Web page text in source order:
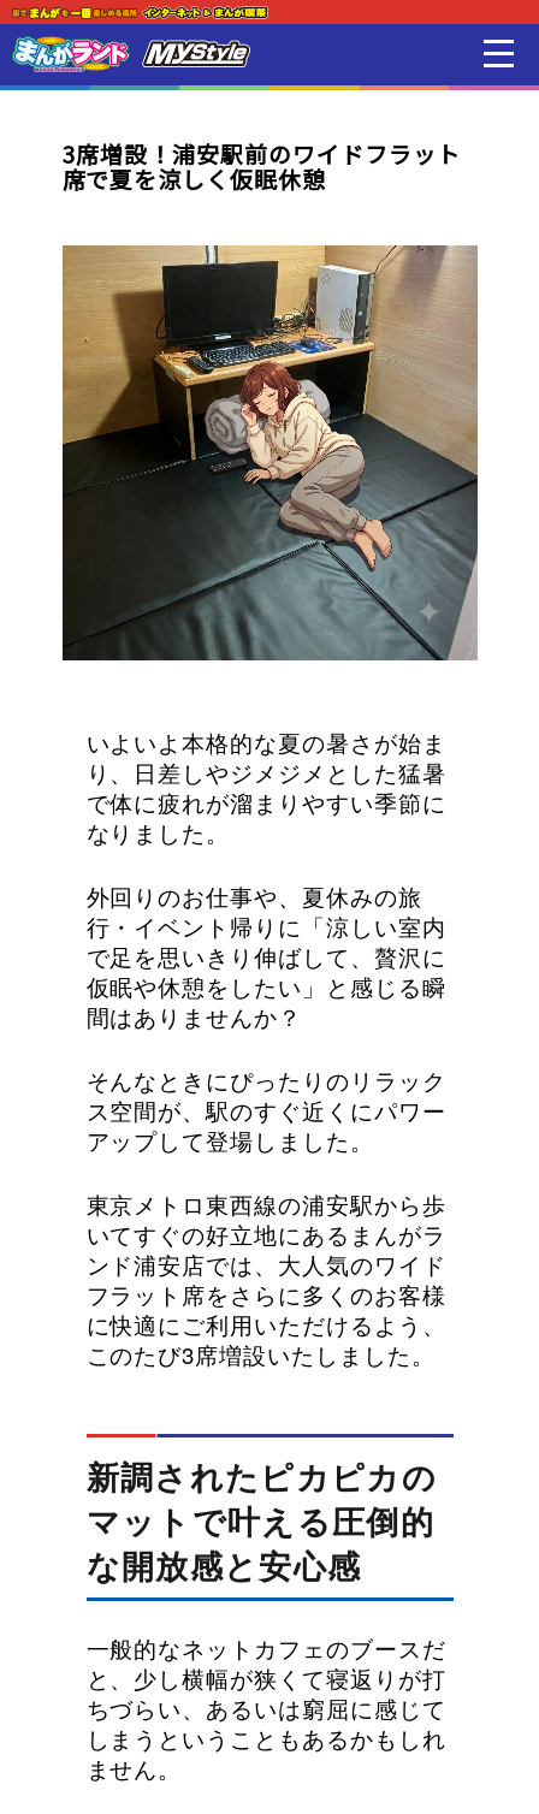
スマホアプリ紹介
オンラインゲーム
映画 / アニメ / 電子書籍
新着・オススメ情報
3席増設！浦安駅前のワイドフラット
席で夏を涼しく仮眠休憩
いよいよ本格的な夏の暑さが始ま
り、日差しやジメジメとした猛暑
で体に疲れが溜まりやすい季節に
なりました。
外回りのお仕事や、夏休みの旅
行・イベント帰りに「涼しい室内
で足を思いきり伸ばして、贅沢に
仮眠や休憩をしたい」と感じる瞬
間はありませんか？
そんなときにぴったりのリラック
ス空間が、駅のすぐ近くにパワー
アップして登場しました。
東京メトロ東西線の浦安駅から歩
いてすぐの好立地にあるまんがラ
ンド浦安店では、大人気のワイド
フラット席をさらに多くのお客様
に快適にご利用いただけるよう、
このたび3席増設いたしました。
新調されたピカピカの
マットで叶える圧倒的
な開放感と安心感
一般的なネットカフェのブースだ
と、少し横幅が狭くて寝返りが打
ちづらい、あるいは窮屈に感じて
しまうということもあるかもしれ
ません。